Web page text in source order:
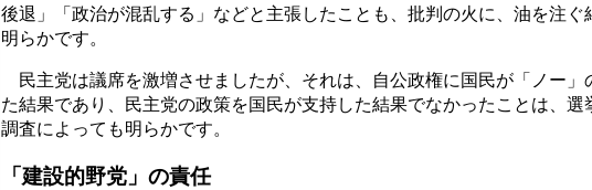
後退」「政治が混乱する」などと主張したことも、批判の火に、油を注ぐ
明らかです。
民主党は議席を激増させましたが、それは、自公政権に国民が「ノー」
た結果であり、民主党の政策を国民が支持した結果でなかったことは、選
調査によっても明らかです。
「建設的野党」の責任